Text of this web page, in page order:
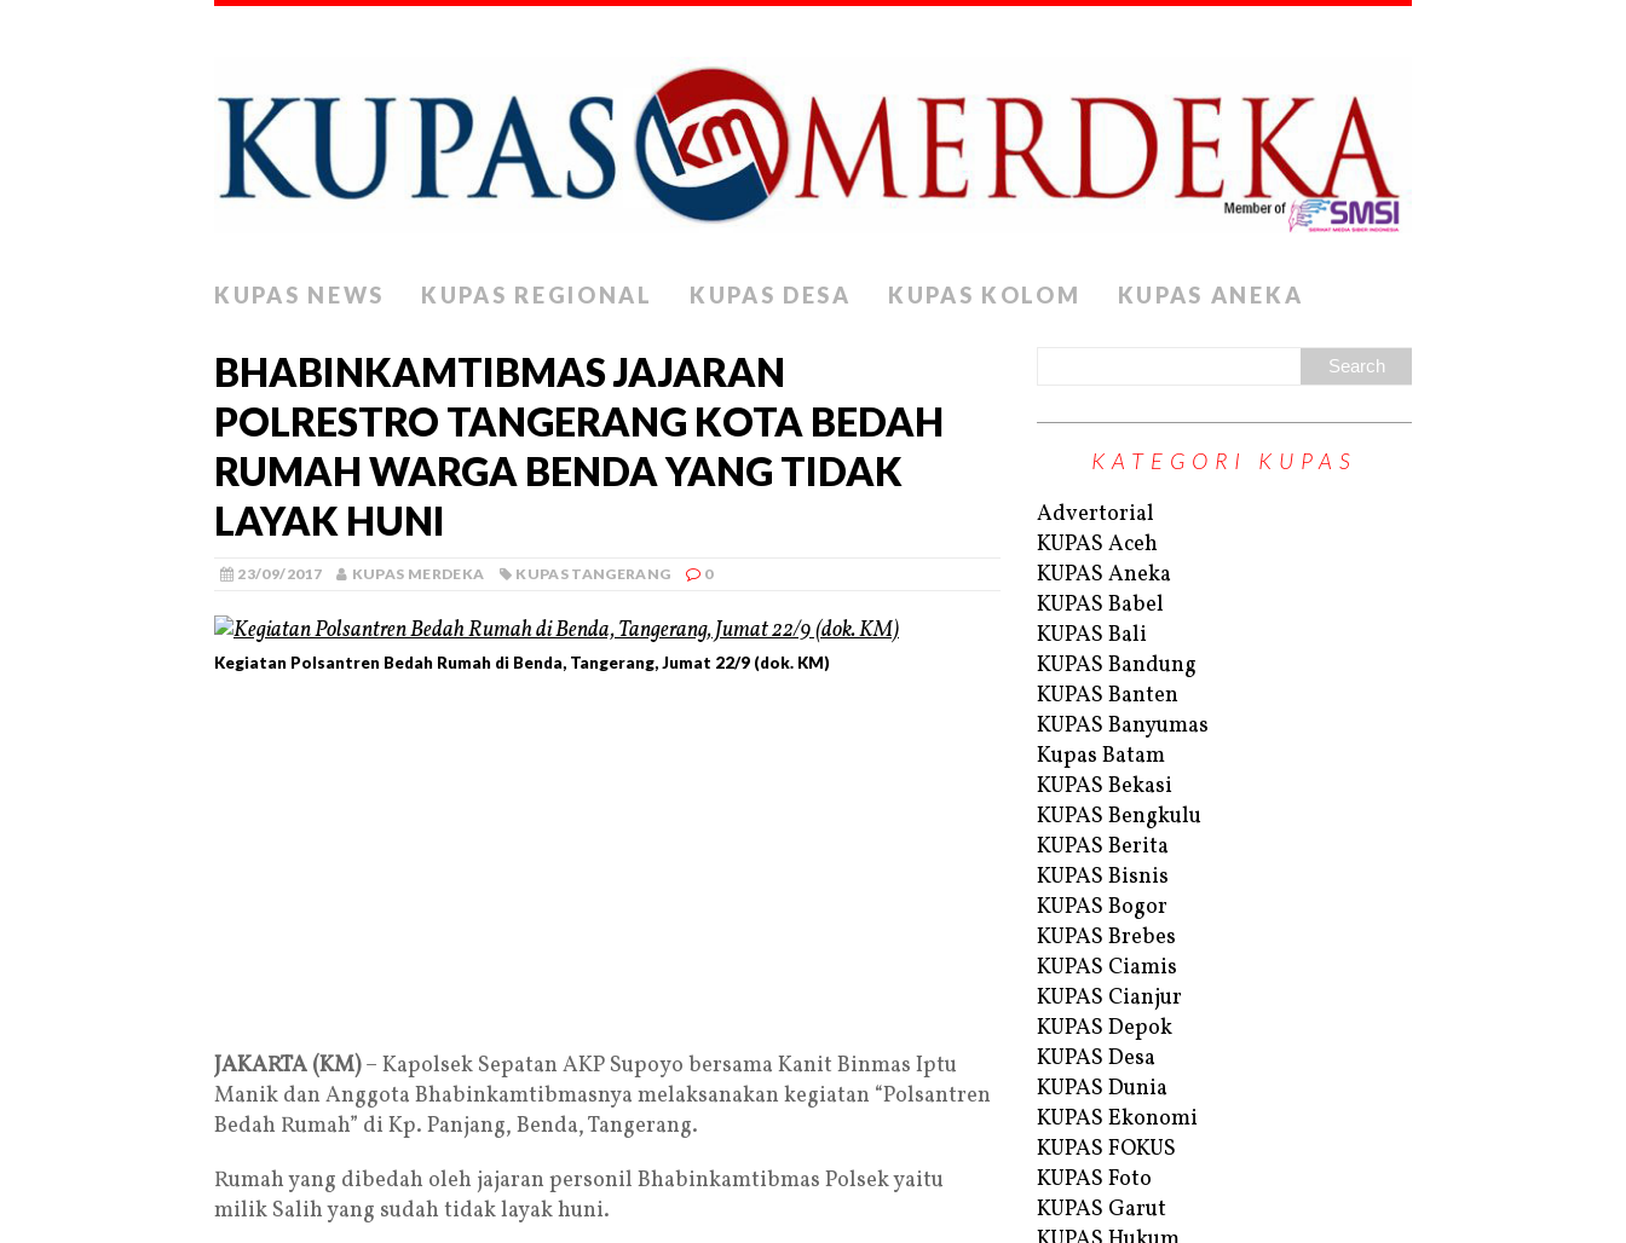
KUPAS NEWS KUPAS REGIONAL KUPAS DESA KUPAS KOLOM KUPAS ANEKA
BHABINKAMTIBMAS JAJARAN
POLRESTRO TANGERANG KOTA BEDAH
RUMAH WARGA BENDA YANG TIDAK
LAYAK HUNI
23/09/2017 KUPAS MERDEKA KUPAS TANGERANG 0
Kegiatan Polsantren Bedah Rumah di Benda, Tangerang, Jumat 22/9 (dok. KM)
JAKARTA (KM)– Kapolsek Sepatan AKP Supoyo bersama Kanit Binmas Iptu
Manik dan Anggota Bhabinkamtibmasnya melaksanakan kegiatan “Polsantren
Bedah Rumah” di Kp. Panjang, Benda, Tangerang.
Rumah yang dibedah oleh jajaran personil Bhabinkamtibmas Polsek yaitu
milik Salih yang sudah tidak layak huni.
KATEGORI KUPAS
Advertorial
KUPAS Aceh
KUPAS Aneka
KUPAS Babel
KUPAS Bali
KUPAS Bandung
KUPAS Banten
KUPAS Banyumas
Kupas Batam
KUPAS Bekasi
KUPAS Bengkulu
KUPAS Berita
KUPAS Bisnis
KUPAS Bogor
KUPAS Brebes
KUPAS Ciamis
KUPAS Cianjur
KUPAS Depok
KUPAS Desa
KUPAS Dunia
KUPAS Ekonomi
KUPAS FOKUS
KUPAS Foto
KUPAS Garut